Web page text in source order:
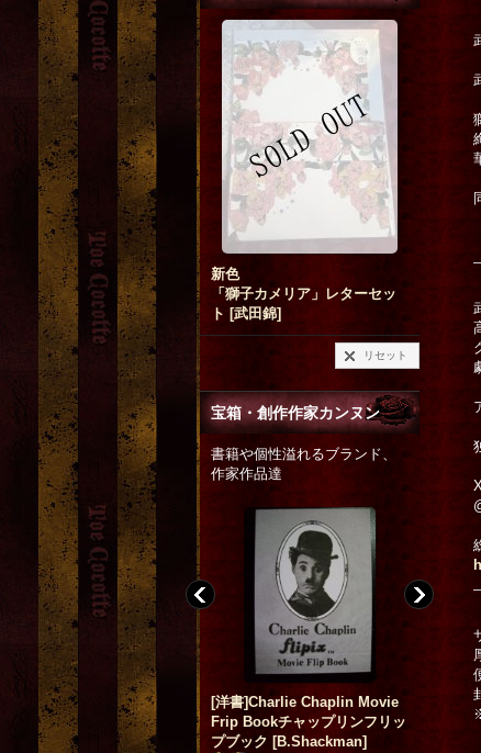
新色
「獅子カメリア」レターセッ
ト [武田錦]
リセット
宝箱・創作作家カンヌン
書籍や個性溢れるブランド、
作家作品達
書]Charlie Chaplin Movie
Bookチャップリンフリッ
ブック
B.Shackman]
キャッツイラスト マスクケ
ース 2種 [y.nyanmo ]
650円(税込)
【
kin グ